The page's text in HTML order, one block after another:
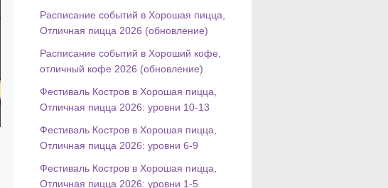
Расписание событий в Хорошая пицца,
Отличная пицца 2026 (обновление)
Расписание событий в Хороший кофе,
отличный кофе 2026 (обновление)
Фестиваль Костров в Хорошая пицца,
Отличная пицца 2026: уровни 10-13
Фестиваль Костров в Хорошая пицца,
Отличная пицца 2026: уровни 6-9
Фестиваль Костров в Хорошая пицца,
Отличная пицца 2026: уровни 1-5